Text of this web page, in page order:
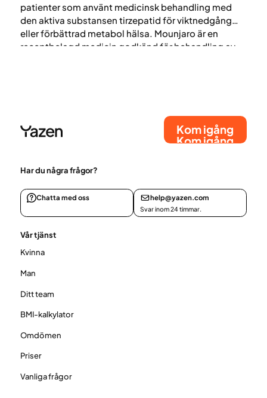
patienter som använt medicinsk behandling med
den aktiva substansen tirzepatid för viktnedgång
eller förbättrad metabol hälsa. Mounjaro är en
receptbelagd medicin godkänd för behandling av
Kom igång
Kom igång
Har du några frågor?
Chatta med oss help@yazen.com
Svar inom 24 timmar.
Vår tjänst
Kvinna
Man
Ditt team
BMI-kalkylator
Omdömen
Priser
Vanliga frågor